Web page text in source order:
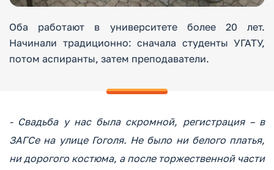
Оба работают в университете более 20 лет.
Начинали традиционно: сначала студенты УГАТУ,
потом аспиранты, затем преподаватели.
- Свадьба у нас была скромной, регистрация – в
ЗАГСе на улице Гоголя. Не было ни белого платья,
ни дорогого костюма, а после торжественной части